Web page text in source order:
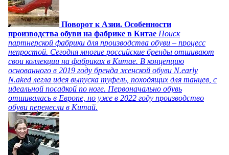
Поворот к Азии. Особенности
производства обуви на фабрике в Китае Поиск
партнерской фабрики для производства обуви – процесс
непростой. Сегодня многие российские бренды отшивают
свои коллекции на фабриках в Китае. В концепцию
основанного в 2019 году бренда женской обуви N.early
N.aked легла идея выпуска туфель, походящих для танцев, с
идеальной посадкой по ноге. Первоначально обувь
отшивалась в Европе, но уже в 2022 году производство
обуви перенесли в Китай.